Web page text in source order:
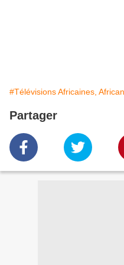
#Télévisions Africaines,
Partager